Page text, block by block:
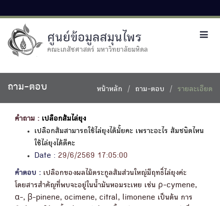
ศูนย์ข้อมูลสมุนไพร
คณะเภสัชศาสตร์ มหาวิทยาลัยมหิดล
ถาม-ตอบ หน้าหลัก ถาม-ตอบ รายละเอียด
คำถาม : เปลือกส้มไล่ยุง
เปลือกส้มสามารถใช้ไล่ยุงได้มั้ยคะ เพราะอะไร ส้มชนิดไหน
ใช้ไล่ยุงได้ดีคะ
Date : 29/6/2569 17:05:00
คำตอบ : เปลือกของผลไม้ตระกูลส้มส่วนใหญ่มีฤทธิ์ไล่ยุงค่ะ
โดยสารสำคัญที่พบจะอยู่ในน้ำมันหอมระเหย เช่น ρ-cymene,
α-, β-pinene, ocimene, citral, limonene เป็นต้น การ